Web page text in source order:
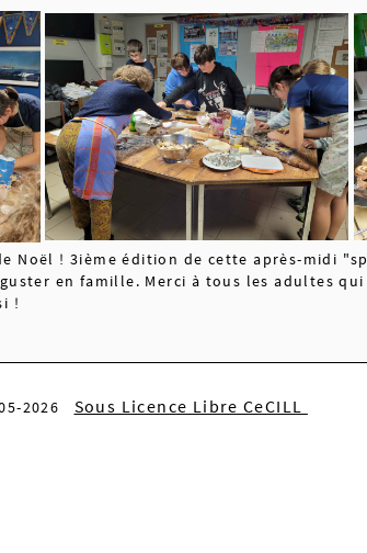
Noël ! 3ième édition de cette après-midi
en famille. Merci à tous les adultes
!
2026 Sous Licence Libre CeCILL